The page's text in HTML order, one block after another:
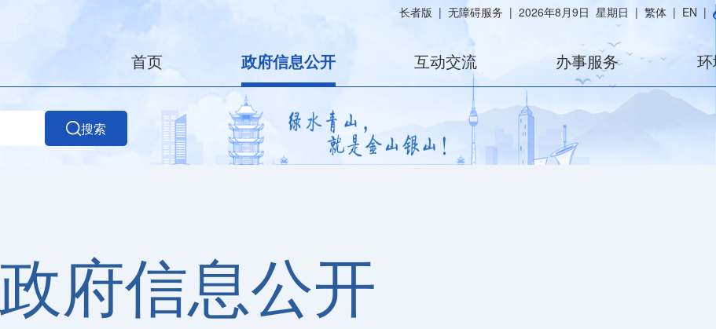
长者版 | 无障碍服务 | 2026年8月9日 星期日 | 繁体 | EN |
首页 政府信息公开 互动交流 办事服务
搜索
政府信息公开